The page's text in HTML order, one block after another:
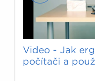
Video - Jak
počítači a